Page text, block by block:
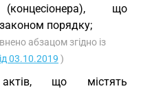
що
порядку;
абзацом згідно із
03.10.2019 )
актів, що містять